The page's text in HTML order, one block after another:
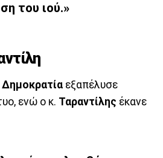
του ιού.»
Δημοκρατία εξαπέλυσε
ενώ ο κ. Ταραντίλης έκανε